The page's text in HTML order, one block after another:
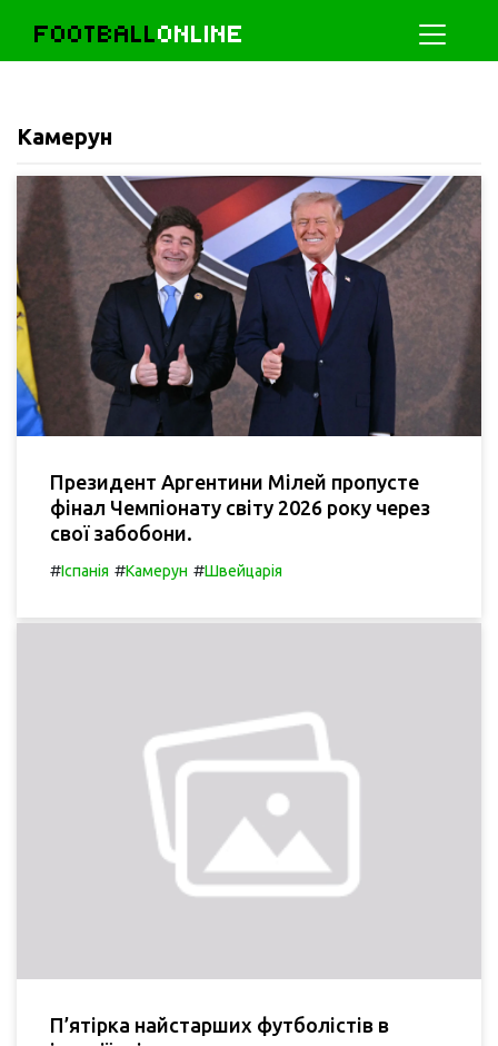
FOOTBALLONLINE
Камерун
Президент Аргентини Мілей пропусте
фінал Чемпіонату світу 2026 року через
свої забобони.
#Іспанія #Камерун #Швейцарія
П’ятірка найстарших футболістів в